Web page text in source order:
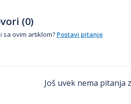
(0)
sa ovim artiklom? Postavi pitanje
Još uvek nema pitanja